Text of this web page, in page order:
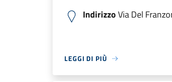
IndirizzoVia Del
LEGGI DI PIÙ